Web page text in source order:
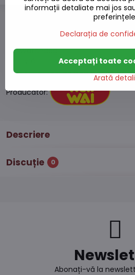
Adaugă la favorite
Watchdog
Număr depozit:S7#SK#3296#1
Producător:
Descriere
Discuție 0
Abonați-vă la
informații detaliate mai jos
Declarația de
Arată
Acceptați toate